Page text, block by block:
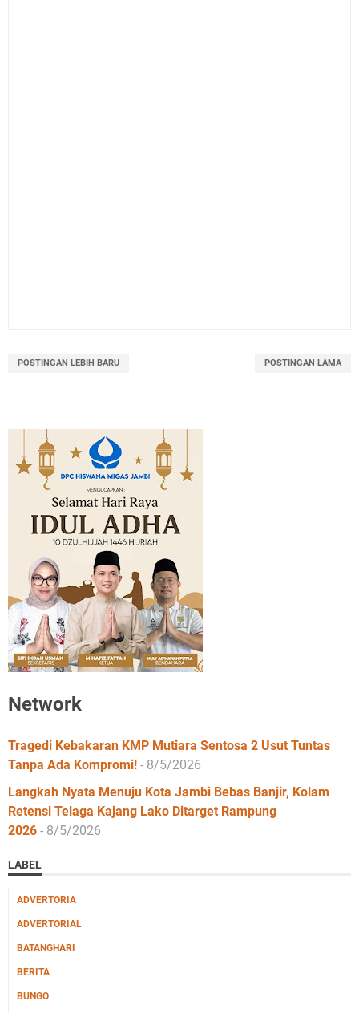
POSTINGAN LEBIH BARU POSTINGAN LAMA
Network
Tragedi Kebakaran KMP Mutiara Sentosa 2 Usut Tuntas
Tanpa Ada Kompromi! - 8/5/2026
Langkah Nyata Menuju Kota Jambi Bebas Banjir, Kolam
Retensi Telaga Kajang Lako Ditarget Rampung
2026 - 8/5/2026
LABEL
ADVERTORIA
ADVERTORIAL
BATANGHARI
BERITA
BUNGO